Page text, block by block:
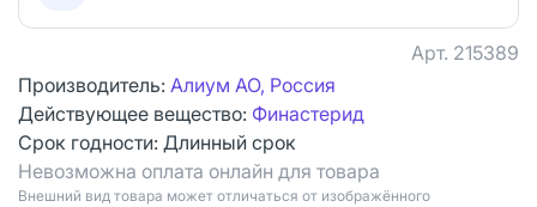
Арт. 215389
Производитель: Алиум АО, Россия
Действующее вещество: Финастерид
Срок годности: Длинный срок
Невозможна оплата онлайн для товара
Bнешний вид товара может отличаться от изображённого